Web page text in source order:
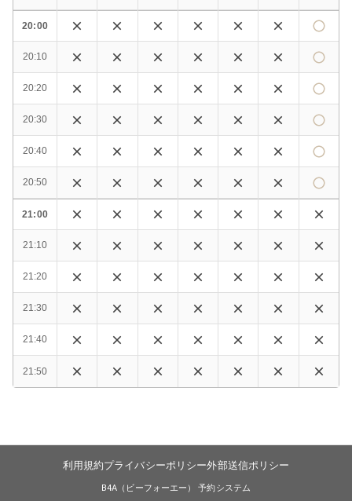
20:00
20:10
20:20
20:30
20:40
20:50
21:00
21:10
21:20
21:30
21:40
21:50
利用規約プライバシーポリシー外部送信ポリシー
B4A（ビーフォーエー） 予約システム